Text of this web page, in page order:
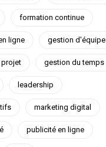
formation continue
ligne gestion d'équipe
gestion du temps
leadership
marketing digital
publicité en ligne